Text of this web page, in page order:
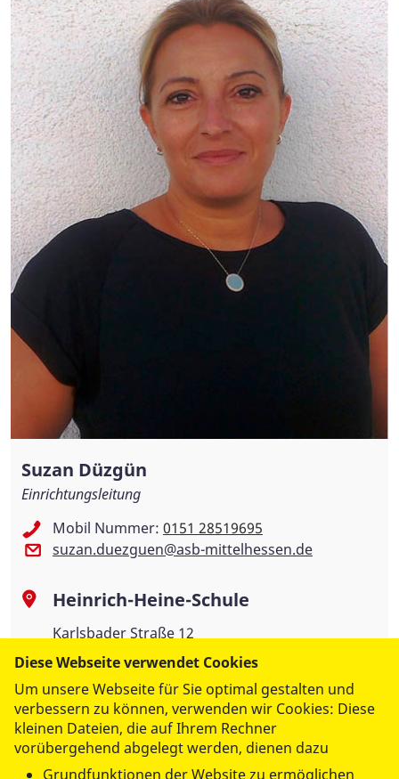
Suzan Düzgün
Einrichtungsleitung
Mobil Nummer: 0151 28519695
suzan.duezguen@asb-mittelhessen.de
Heinrich-Heine-Schule
Karlsbader Straße 12
63454 Hanau
Diese Webseite verwendet Cookies
Um unsere Webseite für Sie optimal gestalten und
verbessern zu können, verwenden wir Cookies: Diese
kleinen Dateien, die auf Ihrem Rechner
vorübergehend abgelegt werden, dienen dazu
Grundfunktionen der Website zu ermöglichen